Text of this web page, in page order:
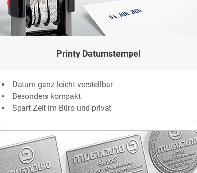
Printy Datumstempel
Datum ganz leicht verstellbar
Besonders kompakt
Spart Zeit im Büro und privat